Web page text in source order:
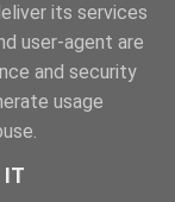
ΑΘΗΝΑ
its services
user-agent are
and security
usage
IT